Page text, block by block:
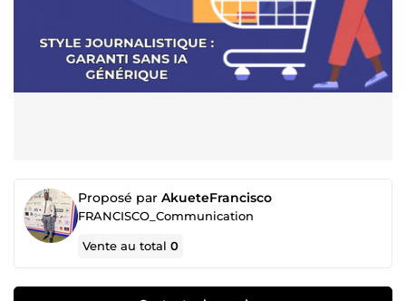
Proposé par AkueteFrancisco
FRANCISCO_Communication
Vente au total0